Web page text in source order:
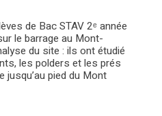
de Bac STAV 2ᵉ année
le barrage au Mont-
du site : ils ont étudié
les polders et les prés
jusqu’au pied du Mont